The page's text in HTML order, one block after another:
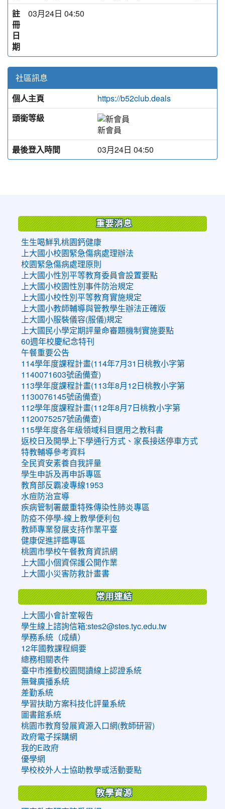
註
冊
日
期
03月24日 04:50
社區訊息
個人主頁
https://b52club.deals
頭銜等級
新會員
最後登入時間
03月24日 04:50
重要消息
生生喝鮮乳桃園鈣健康
上大國小校園緊急傷病處理辦法
校園緊急傷病處理原則
上大國小性別平等教育委員會設置要點
上大國小校園性別事件防治規定
上大國小校性別平等教育實施規定
上大國小教師輔導與管教學生辦法正確版
上大國小服裝儀容(服儀)規定
上大國民小學定期評量命審題機制實施要點
60週年校慶紀念特刊
午餐重要公告
114學年度課程計畫(114年7月31日桃教小字第
1140071603號函備查)
113學年度課程計畫(113年8月12日桃教小字第
1130076145號函備查)
112學年度課程計畫(112年8月7日桃教小字第
1120075257號函備查)
115學年度各年級領域科目選用之教科書
返校日及開學上下學通行方式、家長接送停車方式
特教輔導參考資料
全民資安素養自我評量
學生申訴及再申訴專區
教育部反霸凌專線1953
水痘防治宣導
疾病管制署嚴重特殊傳染性肺炎專區
防疫不停學-線上教學便利包
教師專業發展支持作業平臺
健康促進評鑑專區
桃園市學校午餐教育資訊網
上大國小個資保護公開作業
上大國小災害防救計畫書
常用連結
上大國小會計室報告
學生線上諮詢信箱:stes2@stes.tyc.edu.tw
學務系統（成績）
12年國教課程綱要
總務相關表件
臺中市推動校園閱讀線上認證系統
無聲廣播系統
差勤系統
學習扶助方案科技化評量系統
圖書館系統
桃園市教育發展資源入口網(教師研習)
政府電子採購網
我的E政府
優學網
學校校外人士協助教學或活動要點
教學資源